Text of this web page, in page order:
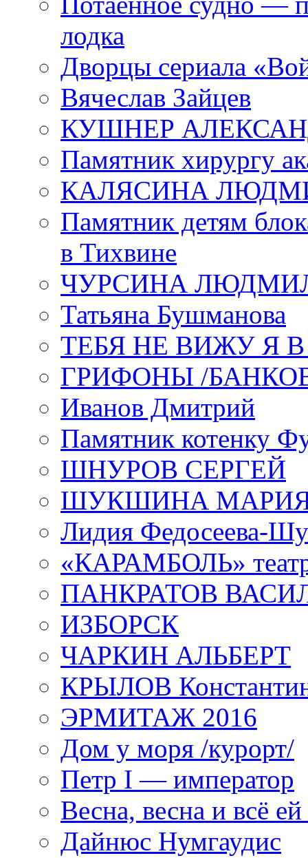
лодка
Дворцы сериала
Вячеслав Зайцев
КУШНЕР
Памятник хирургу
КАЛЯСИНА
Памятник детям
в Тихвине
ЧУРСИНА
Татьяна Бушманова
ТЕБЯ НЕ ВИЖУ Я
ГРИФОНЫ /
Иванов Дмитрий
Памятник котенку
ШНУРОВ СЕРГЕЙ
ШУКШИНА
Лидия Федосеева-
«КАРАМБОЛЬ»
ПАНКРАТОВ
ИЗБОРСК
ЧАРКИН АЛЬБЕРТ
КРЫЛОВ
ЭРМИТАЖ 2016
Дом у моря /курорт/
Петр I — император
Весна, весна и всё
Дайнюс Нумгаудис